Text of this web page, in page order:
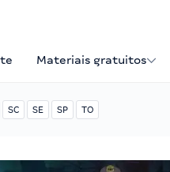
Materiais gratuitos
SC SE SP TO